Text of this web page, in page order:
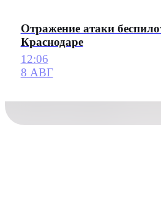
Отражение атаки
Краснодаре
12:06
8 АВГ